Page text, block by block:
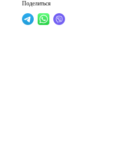
Поделиться